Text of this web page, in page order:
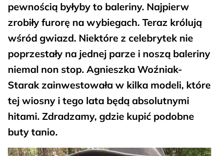
pewnością byłyby to baleriny. Najpierw
zrobiły furorę na wybiegach. Teraz królują
wśród gwiazd. Niektóre z celebrytek nie
poprzestały na jednej parze i noszą baleriny
niemal non stop. Agnieszka Woźniak-
Starak zainwestowała w kilka modeli, które
tej wiosny i tego lata będą absolutnymi
hitami. Zdradzamy, gdzie kupić podobne
buty tanio.